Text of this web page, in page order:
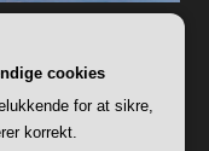
cookies
for at sikre,
korrekt.